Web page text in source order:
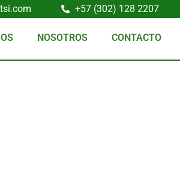
+57 (302) 128 2207
NOSOTROS CONTACTO